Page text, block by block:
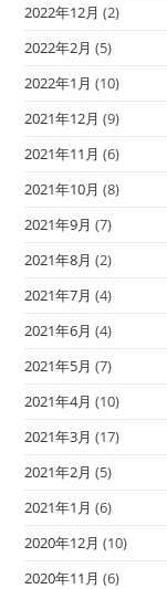
2022年12月 (2)
2022年2月 (5)
2022年1月 (10)
2021年12月 (9)
2021年11月 (6)
2021年10月 (8)
2021年9月 (7)
2021年8月 (2)
2021年7月 (4)
2021年6月 (4)
2021年5月 (7)
2021年4月 (10)
2021年3月 (17)
2021年2月 (5)
2021年1月 (6)
2020年12月 (10)
2020年11月 (6)